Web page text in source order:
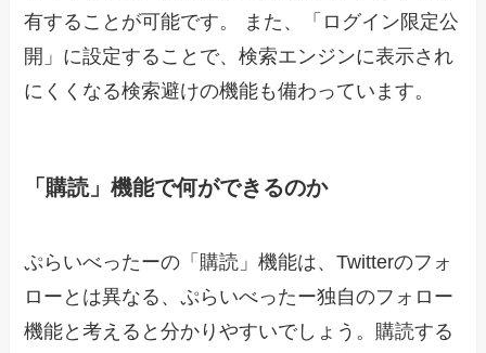
有することが可能です。 また、「ログイン限定公
開」に設定することで、検索エンジンに表示され
にくくなる検索避けの機能も備わっています。
「購読」機能で何ができるのか
ぷらいべったーの「購読」機能は、Twitterのフォ
ローとは異なる、ぷらいべったー独自のフォロー
機能と考えると分かりやすいでしょう。購読する